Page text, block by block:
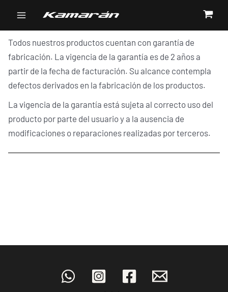
Main
Menu
Todos nuestros productos cuentan con garantía de
fabricación. La vigencia de la garantía es de 2 años a
partir de la fecha de facturación. Su alcance contempla
defectos derivados en la fabricación de los productos.
La vigencia de la garantía está sujeta al correcto uso del
producto por parte del usuario y a la ausencia de
modificaciones o reparaciones realizadas por terceros.